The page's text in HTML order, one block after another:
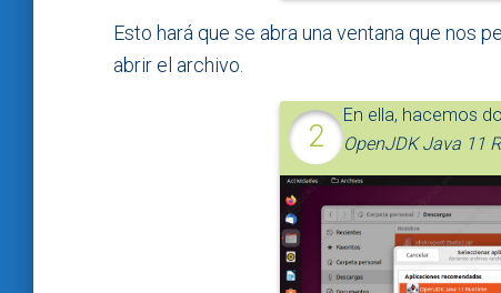
Esto hará que se abra una ventana que nos
abrir el archivo.
En ella, hacemos
OpenJDK Java 11